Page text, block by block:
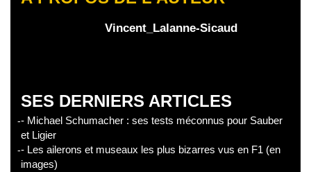
Vincent_Lalanne-Sicaud
SES DERNIERS ARTICLES
- Michael Schumacher : ses tests méconnus pour Sauber
et Ligier
- Les ailerons et museaux les plus bizarres vus en F1 (en
images)